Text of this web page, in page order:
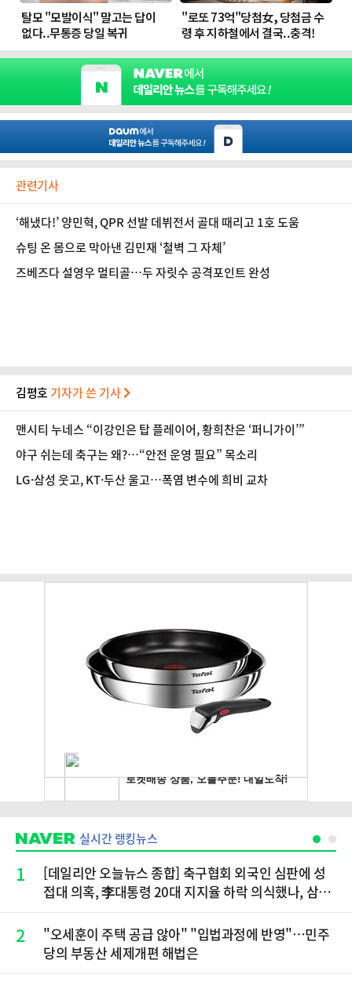
관련기사
‘해냈다!’ 양민혁, QPR 선발 데뷔전서 골대 때리고 1호 도움
슈팅 온 몸으로 막아낸 김민재 ‘철벽 그 자체’
즈베즈다 설영우 멀티골…두 자릿수 공격포인트 완성
김평호 기자가 쓴 기사
맨시티 누네스 “이강인은 탑 플레이어, 황희찬은 ‘퍼니가이’”
야구 쉬는데 축구는 왜?…“안전 운영 필요” 목소리
LG·삼성 웃고, KT·두산 울고…폭염 변수에 희비 교차
실시간 랭킹뉴스
1
[데일리안 오늘뉴스 종합] 축구협회 외국인 심판에 성
접대 의혹, 李대통령 20대 지지율 하락 의식했나, 삼전
재점화, 김민석 "과반 승리 가능성 99%" 등
2
"오세훈이 주택 공급 않아" "입법과정에 반영"…민주
당의 부동산 세제개편 해법은